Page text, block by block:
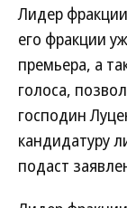
Лидер
его фракции
премьера, а
голоса,
господин
кандидатуру
подаст